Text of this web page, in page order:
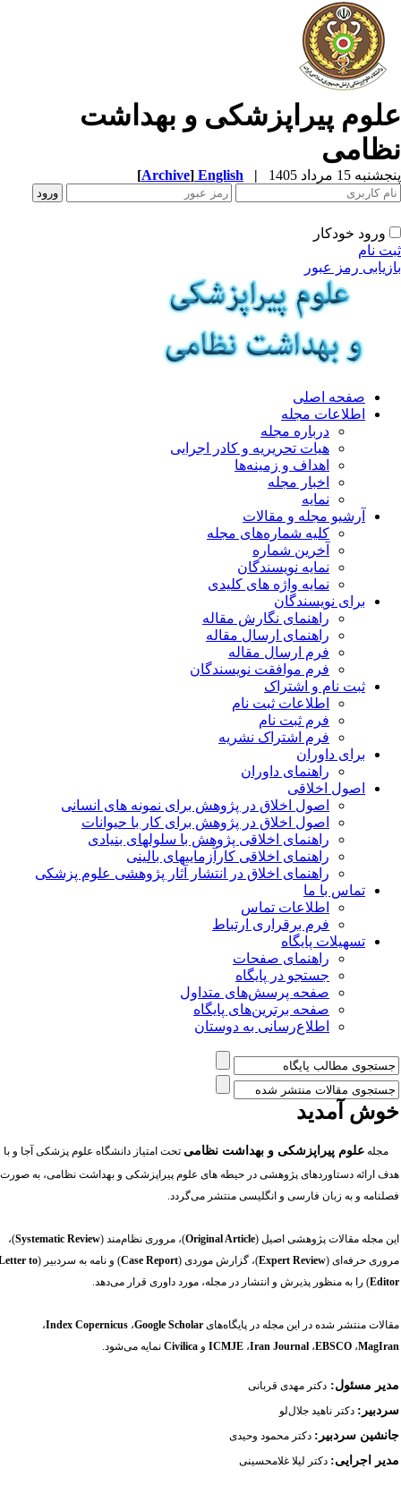
پیراپزشکی و بهداشت
15 مرداد 1405 |
English
[Archive]
ورود خودکار
نام
رمز عبور
صفحه اصلی
اطلاعات مجله
درباره مجله
هیات تحریریه و کادر اجرایی
اهداف و زمینه‌ها
اخبار مجله
نمایه
آرشیو مجله و مقالات
کلیه شماره‌های مجله
آخرین شماره
نمایه نویسندگان
نمایه واژه های کلیدی
برای نویسندگان
راهنمای نگارش مقاله
راهنمای ارسال مقاله
فرم ارسال مقاله
فرم موافقت نویسندگان
ثبت نام و اشتراک
اطلاعات ثبت نام
فرم ثبت نام
فرم اشتراک نشریه
برای داوران
راهنمای داوران
اصول اخلاقی
اصول اخلاق در پژوهش برای نمونه های انسانی
اصول اخلاق در پژوهش برای کار با حیوانات
راهنمای اخلاقی پژوهش با سلولهای بنیادی
راهنمای اخلاقی کارآزماییهای بالینی
راهنمای اخلاق در انتشار آثار پژوهشی علوم پزشکی
تماس با ما
اطلاعات تماس
فرم برقراری ارتباط
تسهیلات پایگاه
راهنمای صفحات
جستجو در پایگاه
صفحه پرسش‌های متداول
صفحه برترین‌های پایگاه
اطلاع‌رسانی به دوستان
آمدید
مجلهعلوم پیراپزشکی و بهداشت نظامی تحت امتیاز دانشگاه علوم پزشکی آجا و با
ارائه دستاوردهای پژوهشی در حیطه های علوم پیراپزشکی و بهداشتنظامی،به صورت
و به زبان فارسی و انگلیسی منتشر می‌گردد.
مجلهمقالات پژوهشی اصیل ( Original Article)، مروری نظام‌مند ( Systematic Review)،
حرفه‌­ای ( Expert Review)، گزارش موردی ( Case Report) و نامه به سردبیر ( Letter to
) را به منظور پذیرش و انتشار در مجله، مورد داوری قرار می‌دهد.
منتشر شده در این مجله در پایگاه‌هایGoogle Scholar، Index Copernicus،
، EBSCO،Iran Journal، ICMJE و Civilica نمایه می‌شود.
مسئول: دکتر مهدی قربانی
دکتر ناهید جلال‌لو
سردبیر: دکتر محمود وحیدی
اجرایی:دکتر لیلا غلامحسینی